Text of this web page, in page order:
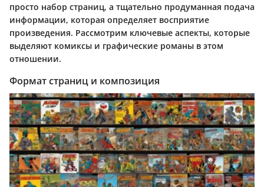
просто набор страниц, а тщательно продуманная подача
информации, которая определяет восприятие
произведения. Рассмотрим ключевые аспекты, которые
выделяют комиксы и графические романы в этом
отношении.
Формат страниц и композиция